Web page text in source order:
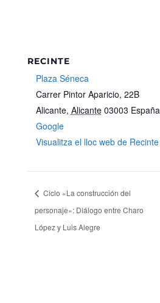
RECINTE
Plaza Séneca
Carrer Pintor Aparicio, 22B
Alicante, Alicante 03003 España
Google
Visualitza el lloc web de Recinte
Ciclo «La construcción del
personaje»: Diálogo entre Charo
López y Luis Alegre